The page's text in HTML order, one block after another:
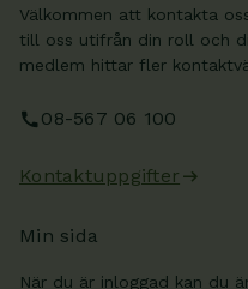
Välkommen att kontakta
till oss utifrån din roll och
medlem hittar fler
08-567 06 100
Kontaktuppgifter
Min sida
När du är inloggad kan du